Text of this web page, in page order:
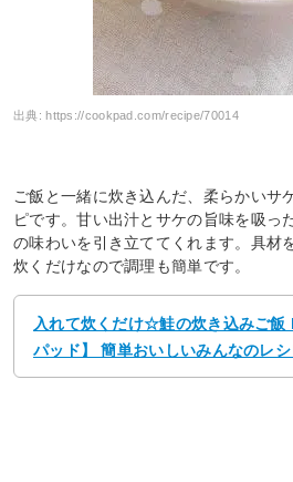
出典:https://cookpad.com/recipe/70014
ご飯と一緒に炊き込んだ、柔らかいサ
ピです。甘い出汁とサケの旨味を吸っ
の味わいを引き立ててくれます。具材
炊くだけなので調理も簡単です。
入れて炊くだけ☆鮭の炊き込みご飯
パッド】 簡単おいしいみんなのレ